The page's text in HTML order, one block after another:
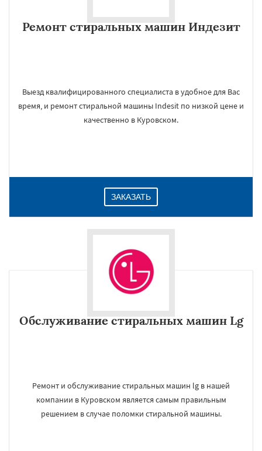
Ремонт стиральных машин Индезит
Выезд квалифицированного специалиста в удобное для Вас
время, и ремонт стиральной машины Indesit по низкой цене и
качественно в Куровском.
ЗАКАЗАТЬ
Обслуживание стиральных машин Lg
Ремонт и обслуживание стиральных машин lg в нашей
компании в Куровском является самым правильным
решением в случае поломки стиральной машины.